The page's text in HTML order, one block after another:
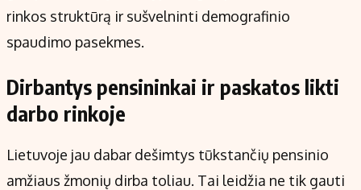
rinkos struktūrą ir sušvelninti demografinio
spaudimo pasekmes.
Dirbantys pensininkai ir paskatos likti
darbo rinkoje
Lietuvoje jau dabar dešimtys tūkstančių pensinio
amžiaus žmonių dirba toliau. Tai leidžia ne tik gauti